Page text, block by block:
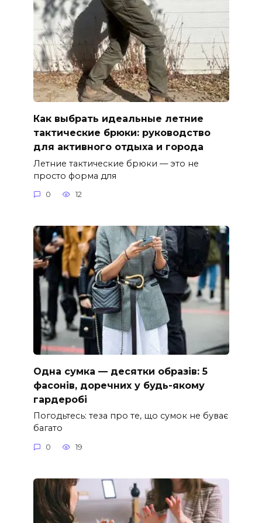
Как выбрать идеальные летние
тактические брюки: руководство
для активного отдыха и города
Летние тактические брюки — это не
просто форма для
0 12
Одна сумка — десятки образів: 5
фасонів, доречних у будь-якому
гардеробі
Погодьтесь: теза про те, що сумок не буває
багато
0 19